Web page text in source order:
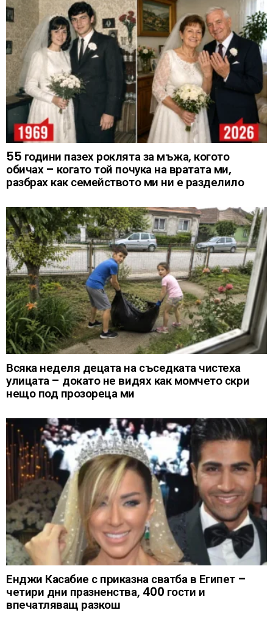
55 години пазех роклята за мъжа, когото
обичах – когато той почука на вратата ми,
разбрах как семейството ми ни е разделило
Всяка неделя децата на съседката чистеха
улицата – докато не видях как момчето скри
нещо под прозореца ми
Енджи Касабие с приказна сватба в Египет –
четири дни празненства, 400 гости и
впечатляващ разкош